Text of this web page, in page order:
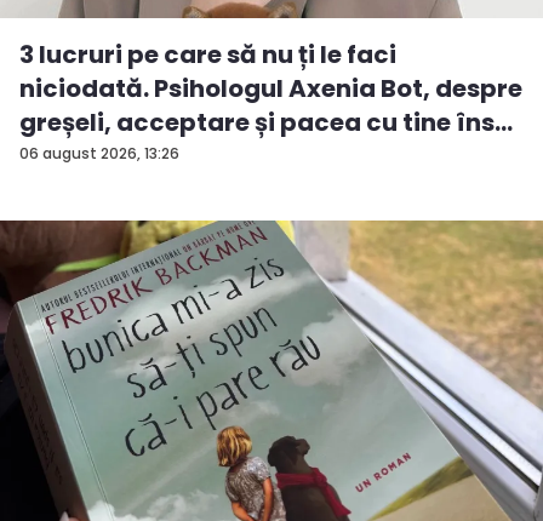
06 august 2026, 13:26
3 lucruri pe care să nu ți le faci
niciodată. Psihologul Axenia Bot, despre
greșeli, acceptare și pacea cu tine îns...